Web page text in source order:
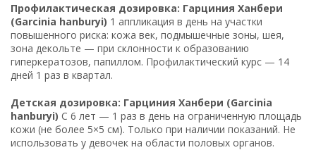
Профилактическая дозировка: Гарциния Ханбери
(Garcinia hanburyi) 1 аппликация в день на участки
повышенного риска: кожа век, подмышечные зоны, шея,
зона декольте — при склонности к образованию
гиперкератозов, папиллом. Профилактический курс — 14
дней 1 раз в квартал.
Детская дозировка: Гарциния Ханбери (Garcinia
hanburyi) С 6 лет — 1 раз в день на ограниченную площадь
кожи (не более 5×5 см). Только при наличии показаний. Не
использовать у девочек на области половых органов.